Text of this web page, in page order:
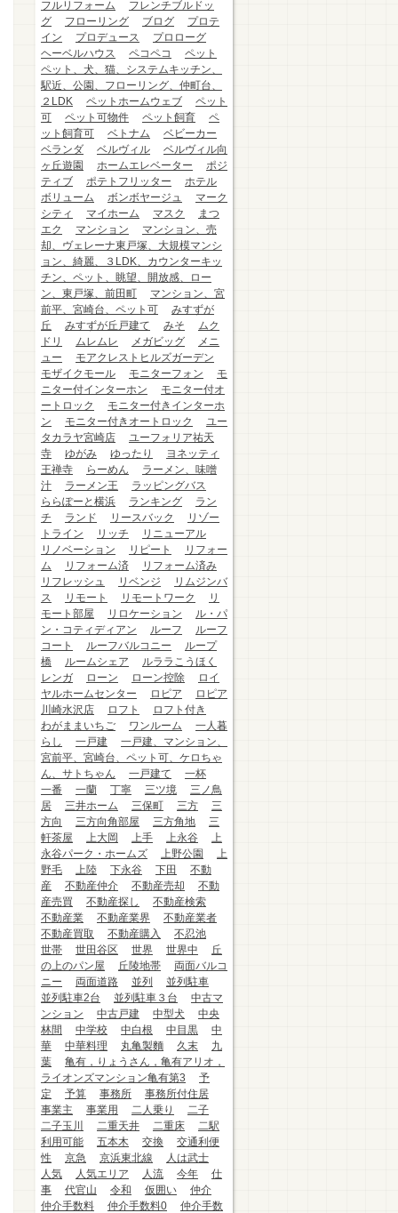
フルリフォーム
フレンチブルドッ
グ
フローリング ブログ
プロテ
イン
プロデュース
プロローグ
ヘーベルハウス
ペコペコ
ペット
ペット、犬、猫、システムキッチン、
駅近、公園、フローリング、仲町台、
２LDK
ペットホームウェブ
ペット
可
ペット可物件 ペット飼育
ペ
ット飼育可
ベトナム
ベビーカー
ベランダ
ベルヴィル
ベルヴィル向
ヶ丘遊園
ホームエレベーター
ポジ
ティブ
ポテトフリッター
ホテル
ボリューム
ボンボヤージュ
マーク
シティ
マイホーム マスク
まつ
エク
マンション
マンション、売
却、ヴェレーナ東戸塚、大規模マンシ
ョン、綺麗、３LDK、カウンターキッ
チン、ペット、眺望、開放感、ロー
ン、東戸塚、前田町
マンション、宮
前平、宮崎台、ペット可
みすずが
丘
みすずが丘戸建て みそ
ムク
ドリ
ムレムレ メガビッグ
メニ
ュー
モアクレストヒルズガーデン
モザイクモール
モニターフォン
モ
ニター付インターホン
モニター付オ
ートロック
モニター付きインターホ
ン
モニター付きオートロック
ユー
タカラヤ宮崎店
ユーフォリア祐天
寺
ゆがみ ゆったり
ヨネッティ
王禅寺
らーめん
ラーメン、味噌
汁
ラーメン王
ラッピングバス
ららぽーと横浜
ランキング
ラン
チ
ランド リースバック
リゾー
トライン
リッチ
リニューアル
リノベーション
リピート
リフォー
ム
リフォーム済
リフォーム済み
リフレッシュ
リベンジ
リムジンバ
ス
リモート リモートワーク
リ
モート部屋
リロケーション
ル・パ
ン・コティディアン
ルーフ
ルーフ
コート
ルーフバルコニー
ループ
橋
ルームシェア
ルララこうほく
レンガ
ローン ローン控除
ロイ
ヤルホームセンター
ロピア
ロピア
川崎水沢店
ロフト
ロフト付き
わがままいちご
ワンルーム
一人暮
らし
一戸建
一戸建、マンション、
宮前平、宮崎台、ペット可、ケロちゃ
ん、サトちゃん
一戸建て
一杯
一番
一蘭 丁寧 三ツ境
三ノ鳥
居
三井ホーム 三保町 三方
三
方向
三方向角部屋 三方角地
三
軒茶屋
上大岡 上手 上永谷
上
永谷パーク・ホームズ
上野公園
上
野毛
上陸 下永谷 下田
不動
産
不動産仲介 不動産売却
不動
産売買
不動産探し
不動産検索
不動産業
不動産業界
不動産業者
不動産買取
不動産購入
不忍池
世帯
世田谷区 世界 世界中
丘
の上のパン屋
丘陵地帯
両面バルコ
ニー
両面道路 並列
並列駐車
並列駐車2台
並列駐車３台
中古マ
ンション
中古戸建 中型犬
中央
林間
中学校 中白根 中目黒
中
華
中華料理 丸亀製麵 久末
九
葉
亀有，りょうさん，亀有アリオ，
ライオンズマンション亀有第3
予
定
予算 事務所
事務所付住居
事業主
事業用 二人乗り
二子
二子玉川
二重天井 二重床
二駅
利用可能
五本木 交換
交通利便
性
京急 京浜東北線
人は武士
人気
人気エリア 人流 今年
仕
事
代官山 令和 仮囲い
仲介
仲介手数料
仲介手数料0
仲介手数